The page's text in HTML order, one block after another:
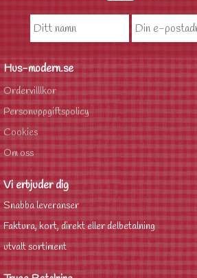
Hus-modern.se
Ordervilllkor
Personuppgiftspolicy
Cookies
Om oss
Vi erbjuder dig
Snabba leveranser
Faktura, kort, direkt eller delbetalning
utvalt sortiment